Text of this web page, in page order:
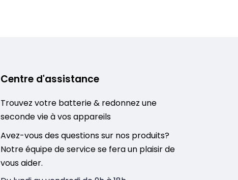
Centre d'assistance
Trouvez votre batterie & redonnez une
seconde vie à vos appareils
Avez-vous des questions sur nos produits?
Notre équipe de service se fera un plaisir de
vous aider.